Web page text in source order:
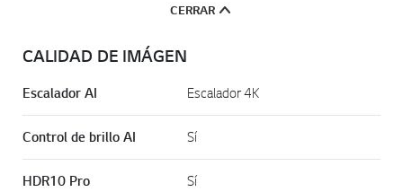
CERRAR
CALIDAD DE IMÁGEN
Escalador AI Escalador 4K
Control de brillo AI Sí
HDR10 Pro Sí